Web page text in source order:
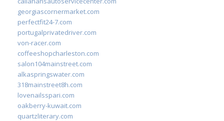
georgiascornermarket.com
perfectfit24-7.com
portugalprivatedriver.com
von-racer.com
coffeeshopcharleston.com
salon104mainstreet.com
alkaspringswater.com
318mainstreet8h.com
lovenailsspari.com
oakberry-kuwait.com
quartzliterary.com